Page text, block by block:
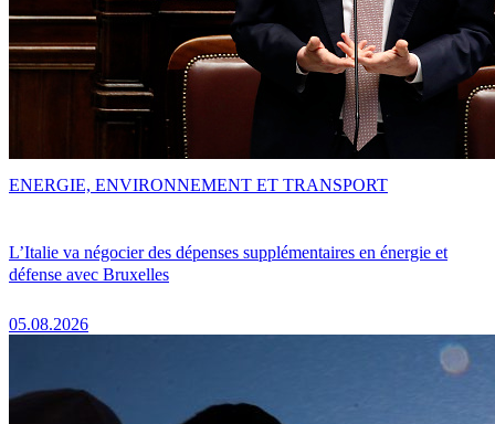
L’Italie va négocier des dépenses supplémentaires en énergie et
défense avec Bruxelles
05.08.2026
ENERGIE, ENVIRONNEMENT ET TRANSPORT